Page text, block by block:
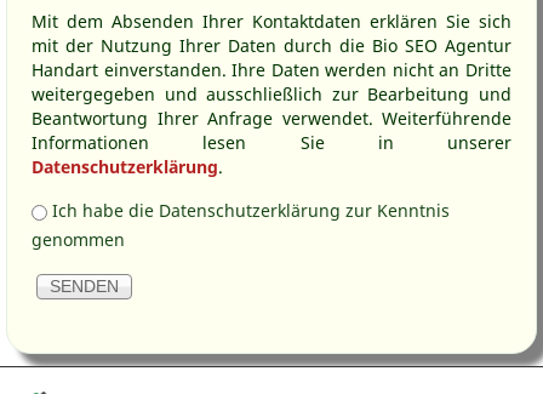
Mit dem Absenden Ihrer Kontaktdaten erklären Sie sich
mit der Nutzung Ihrer Daten durch die Bio SEO Agentur
Handart einverstanden. Ihre Daten werden nicht an Dritte
weitergegeben und ausschließlich zur Bearbeitung und
Beantwortung Ihrer Anfrage verwendet. Weiterführende
Informationen lesen Sie in unserer
Datenschutzerklärung.
Kenntnis Datenschutz*
Ich habe die Datenschutzerklärung zur Kenntnis
genommen